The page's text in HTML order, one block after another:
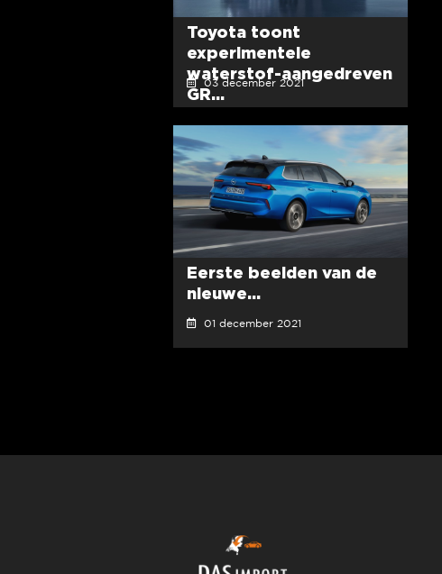
Toyota toont
experimentele
waterstof-aangedreven
GR...
03 december 2021
Eerste beelden van de
nieuwe...
01 december 2021